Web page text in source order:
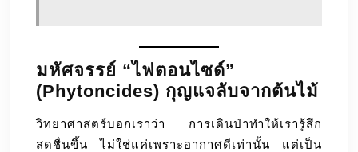
มหัศจรรย์ “ไฟตอนไซด์”
(Phytoncides) กุญแจลับจากต้นไม้
วิทยาศาสตร์บอกเราว่า การเดินป่าทำให้เรารู้สึก
สดชื่นขึ้น ไม่ใช่แค่เพราะอากาศดีเท่านั้น แต่เป็น